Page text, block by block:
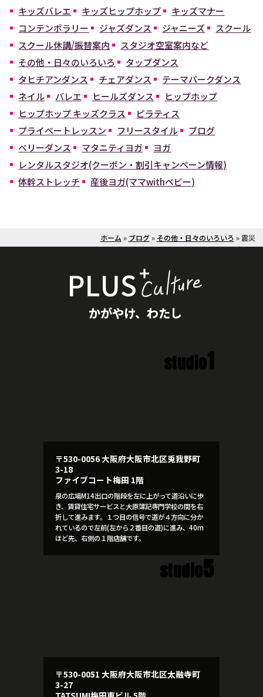
キッズバレエ
キッズヒップホップ
キッズマナー
コンテンポラリー
ジャズダンス ジャニーズ
スクール
スクール休講/振替案内
スタジオ空室案内など
その他・日々のいろいろ
タップダンス
タヒチアンダンス
チェアダンス
テーマパークダンス
ネイル
バレエ ヒールズダンス
ヒップホップ
ヒップホップ キッズクラス
ピラティス
プライベートレッスン
フリースタイル
ブログ
ベリーダンス
マタニティヨガ
ヨガ
レンタルスタジオ(クーポン・割引キャンペーン情報)
体幹ストレッチ
産後ヨガ(ママwithベビー)
ホーム » ブログ» その他・日々のいろいろ » 震災
かがやけ、わたし
studio1
〒530-0056 大阪府大阪市北区兎我野町
3-18
ファイブコート梅田 1階
泉の広場M14出口の階段を左に上がって道沿いに歩
き、賃貸住宅サービスと大原簿記専門学校の間を右
折して進みます。１つ目の信号で道が４方向に分か
れているので左前(左から２番目の道)に進み、40m
ほど先、右側の１階店舗です。
studio5
〒530-0051 大阪府大阪市北区太融寺町
3-27